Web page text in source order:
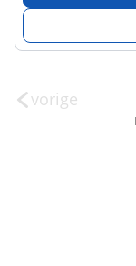
vorige